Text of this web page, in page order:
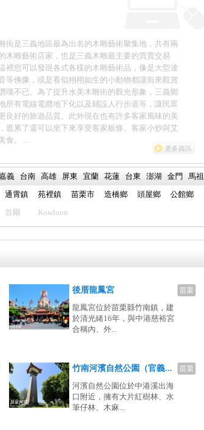
街是三義地區最為出名的木雕藝術聚集地，共有兩
木雕藝術店家，也是三義木雕最主要的買賣交易
裡您可以發現各式各樣的木雕藝術品，像是大型達
等佛像，或是看似栩栩如生的小動物都讓前來觀賞
嘆不已。為了提升水美木雕街的觀光形象，三義鄉
所有電線電纜地下化以及鋪設人行步道等，讓民眾
良好的旅遊品質。此外現在也有許多客家風味的美
逛累了還可以坐下來享受客家粄條、客家小炒與艾
食。 ...
更多資訊
義 台南 高雄 屏東 宜蘭 花蓮 台東 澎湖 金門
馬祖
通霄鎮 苑裡鎮 苗栗市 造橋鄉 頭屋鄉
公館鄉
首爾 Kowloon
苗栗
後厝龍鳳宮
龍鳳宮位於苗栗縣竹南鎮，建
於清光緒16年，與中港慈裕宮
合稱內、外...
苗栗
竹南河濱自然公園（官義...
河濱自然公園位於中港溪出海
口附近，擁有大片紅樹林、水
筆仔林、木麻...